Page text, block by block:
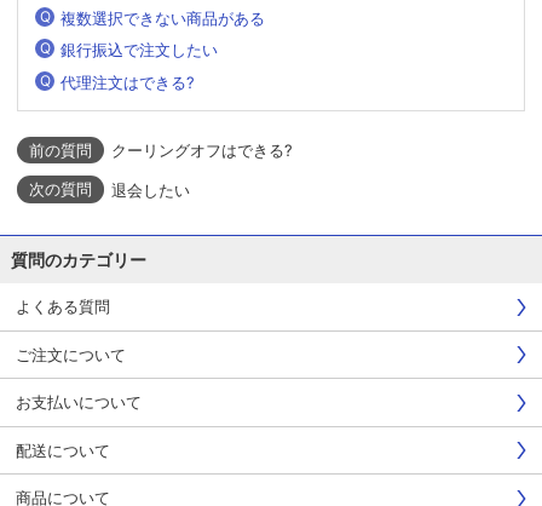
複数選択できない商品がある
銀行振込で注文したい
代理注文はできる?
クーリングオフはできる?
退会したい
質問のカテゴリー
よくある質問
ご注文について
お支払いについて
配送について
商品について